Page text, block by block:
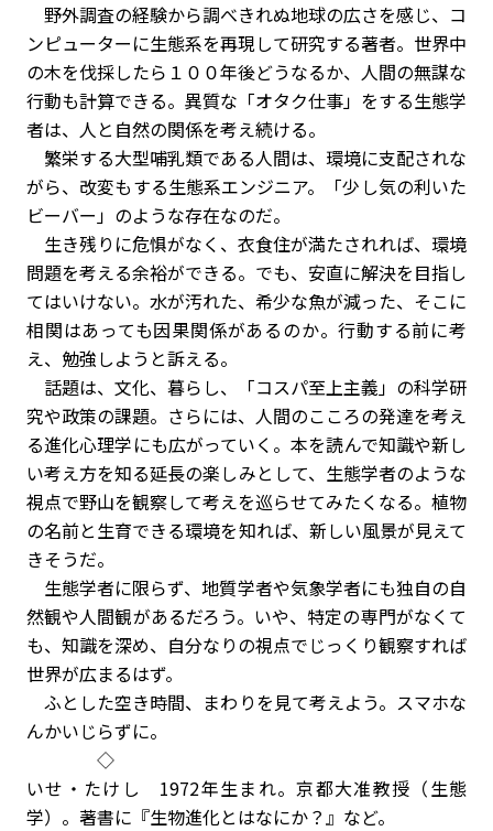
野外調査の経験から調べきれぬ地球の広さを感じ、コ
ンピューターに生態系を再現して研究する著者。世界中
の木を伐採したら１００年後どうなるか、人間の無謀な
行動も計算できる。異質な「オタク仕事」をする生態学
者は、人と自然の関係を考え続ける。
繁栄する大型哺乳類である人間は、環境に支配されな
がら、改変もする生態系エンジニア。「少し気の利いた
ビーバー」のような存在なのだ。
生き残りに危惧がなく、衣食住が満たされれば、環境
問題を考える余裕ができる。でも、安直に解決を目指し
てはいけない。水が汚れた、希少な魚が減った、そこに
相関はあっても因果関係があるのか。行動する前に考
え、勉強しようと訴える。
話題は、文化、暮らし、「コスパ至上主義」の科学研
究や政策の課題。さらには、人間のこころの発達を考え
る進化心理学にも広がっていく。本を読んで知識や新し
い考え方を知る延長の楽しみとして、生態学者のような
視点で野山を観察して考えを巡らせてみたくなる。植物
の名前と生育できる環境を知れば、新しい風景が見えて
きそうだ。
生態学者に限らず、地質学者や気象学者にも独自の自
然観や人間観があるだろう。いや、特定の専門がなくて
も、知識を深め、自分なりの視点でじっくり観察すれば
世界が広まるはず。
ふとした空き時間、まわりを見て考えよう。スマホな
んかいじらずに。
◇
いせ・たけし 1972年生まれ。京都大准教授（生態
学）。著書に『生物進化とはなにか？』など。